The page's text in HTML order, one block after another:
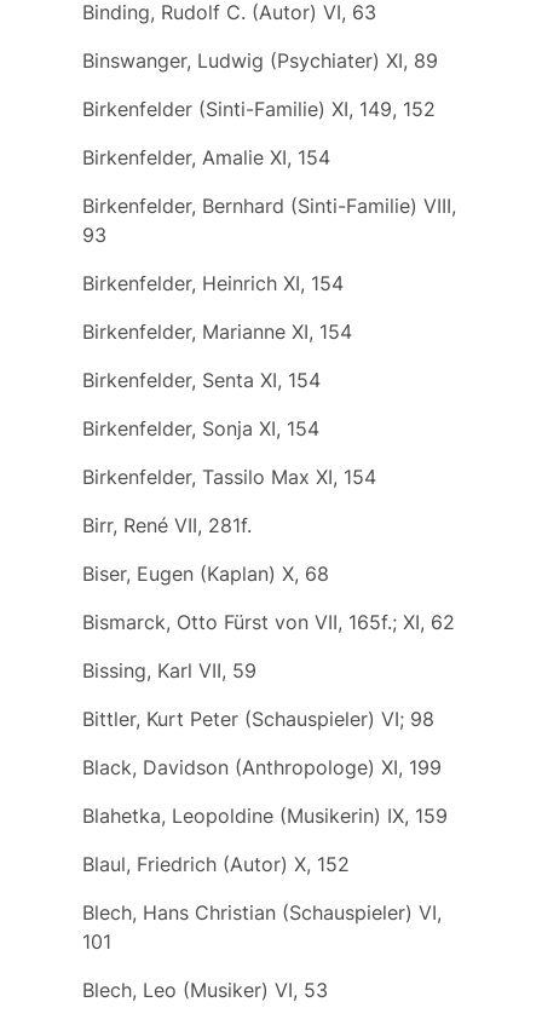
Binding, Rudolf C. (Autor) VI, 63
Binswanger, Ludwig (Psychiater) XI, 89
Birkenfelder (Sinti-Familie) XI, 149, 152
Birkenfelder, Amalie XI, 154
Birkenfelder, Bernhard (Sinti-Familie) VIII,
93
Birkenfelder, Heinrich XI, 154
Birkenfelder, Marianne XI, 154
Birkenfelder, Senta XI, 154
Birkenfelder, Sonja XI, 154
Birkenfelder, Tassilo Max XI, 154
Birr, René VII, 281f.
Biser, Eugen (Kaplan) X, 68
Bismarck, Otto Fürst von VII, 165f.; XI, 62
Bissing, Karl VII, 59
Bittler, Kurt Peter (Schauspieler) VI; 98
Black, Davidson (Anthropologe) XI, 199
Blahetka, Leopoldine (Musikerin) IX, 159
Blaul, Friedrich (Autor) X, 152
Blech, Hans Christian (Schauspieler) VI,
101
Blech, Leo (Musiker) VI, 53